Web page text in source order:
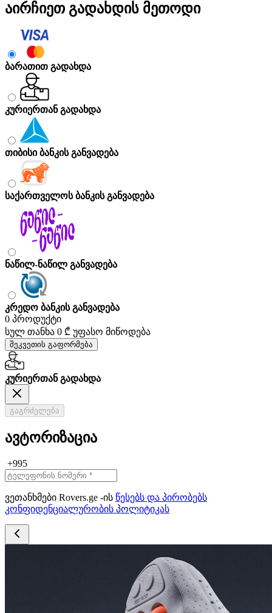
აირჩიეთ გადახდის მეთოდი
ბარათით გადახდა
კურიერთან გადახდა
თიბისი ბანკის განვადება
საქართველოს ბანკის განვადება
ნაწილ-ნაწილ განვადება
კრედო ბანკის განვადება
0 პროდუქტი
სულ თანხა 0 ₾ უფასო მიწოდება
შეკვეთის გაფორმება
კურიერთან გადახდა
გაგრძელება
ავტორიზაცია
+995
ვეთანხმები Rovers.ge -ის წესებს და პირობებს
კონფიდენციალურობის პოლიტიკას